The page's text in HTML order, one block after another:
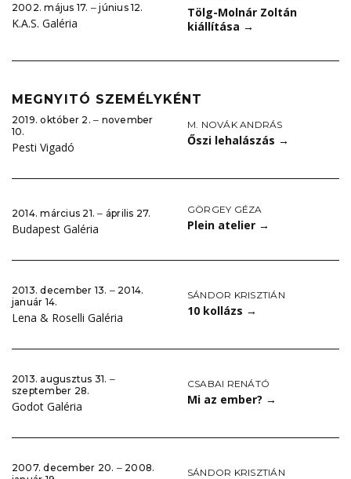
2002. május 17. ‒ június 12.
K.A.S. Galéria
Tölg-Molnár Zoltán
kiállítása →
MEGNYITÓ SZEMÉLYKÉNT
2019. október 2. ‒ november
10.
Pesti Vigadó
M. NOVÁK ANDRÁS
Őszi lehalászás →
2014. március 21. ‒ április 27.
Budapest Galéria
GÖRGEY GÉZA
Plein atelier →
2013. december 13. ‒ 2014.
január 14.
Lena & Roselli Galéria
SÁNDOR KRISZTIÁN
10 kollázs →
2013. augusztus 31. ‒
szeptember 28.
Godot Galéria
CSABAI RENÁTÓ
Mi az ember? →
2007. december 20. ‒ 2008.
SÁNDOR KRISZTIÁN